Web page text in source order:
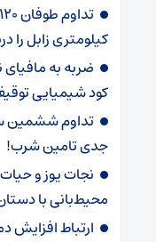
کیلومتری ‌زابل را
کود شیمیایی
تداوم ششمین
جدی‌ تامین شرب!
نجات یوز و
‌محیط‌بانی با
ارتباط